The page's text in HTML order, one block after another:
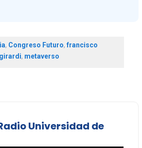
, Congreso Futuro,francisco
, metaverso
Universidad de